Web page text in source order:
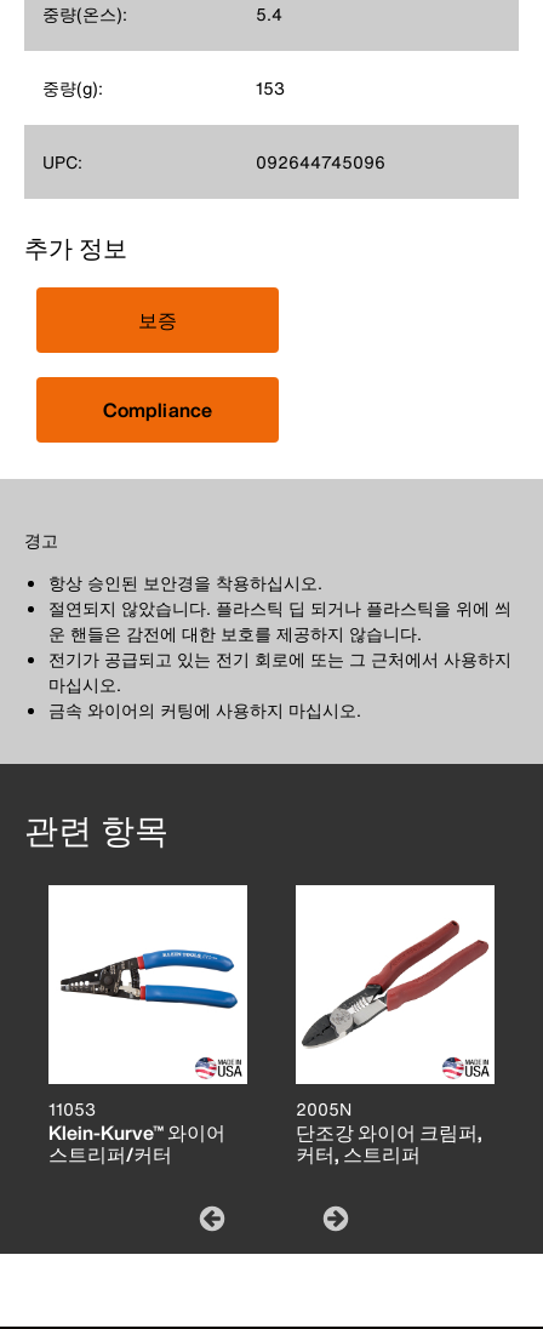
중량(온스): 5.4
중량(g): 153
UPC: 092644745096
추가 정보
보증
Compliance
경고
항상 승인된 보안경을 착용하십시오.
절연되지 않았습니다. 플라스틱 딥 되거나 플라스틱을 위에 씌
운 핸들은 감전에 대한 보호를 제공하지 않습니다.
전기가 공급되고 있는 전기 회로에 또는 그 근처에서 사용하지
마십시오.
금속 와이어의 커팅에 사용하지 마십시오.
관련 항목
11053
Klein-Kurve™ 와이어
스트리퍼/커터
2005N
단조강 와이어 크림퍼,
커터, 스트리퍼